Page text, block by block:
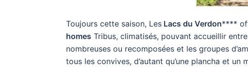
Toujours cette saison, Les Lacs du Verdon****
homes Tribus, climatisés, pouvant accueillir
nombreuses ou recomposées et les groupes
tous les convives, d’autant qu’une plancha et